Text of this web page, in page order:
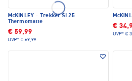
McKINLEY ·
Trekker SI 25
Thermomatte
€ 59,99
UVP* € 69,99
€
UVP* €